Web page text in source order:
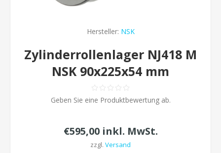
Hersteller: NSK
Zylinderrollenlager NJ418 M
NSK 90x225x54 mm
Geben Sie eine Produktbewertung ab.
€595,00 inkl. MwSt.
zzgl. Versand